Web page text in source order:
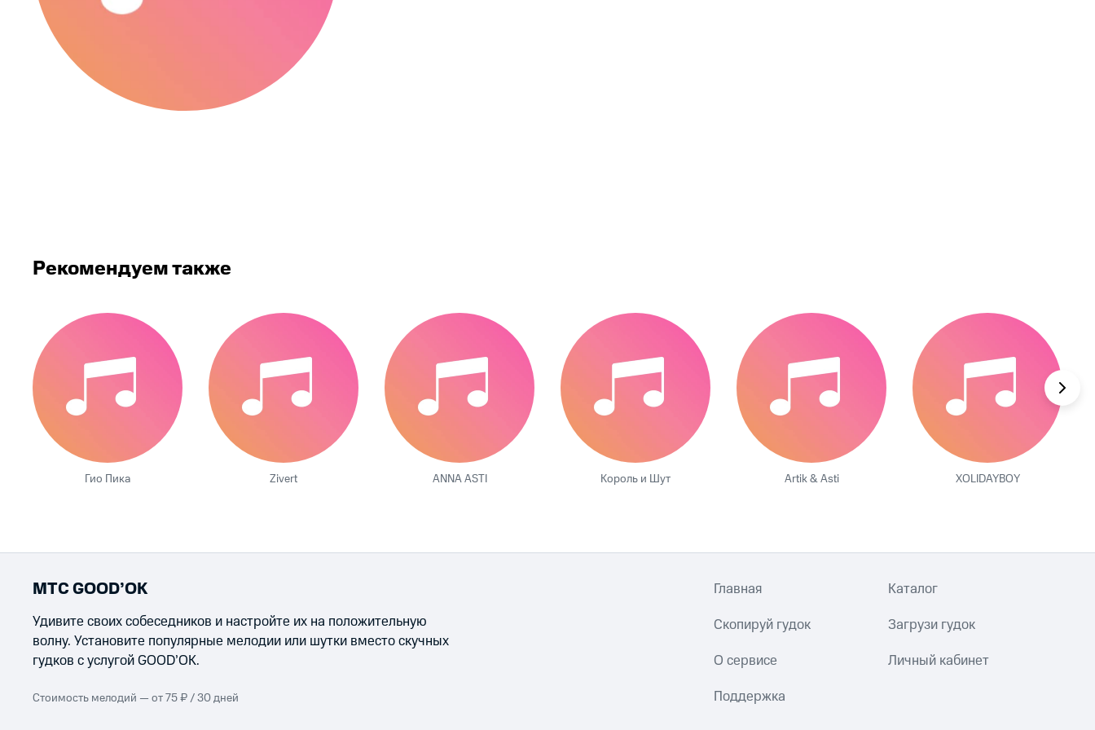
Рекомендуем также
Гио Пика Zivert ANNA ASTI Король и Шут Artik & Asti XOLIDAYBOY
МТС GOOD’OK
Удивите своих собеседников и настройте их на положительную
волну. Установите популярные мелодии или шутки вместо скучных
гудков с услугой GOOD’OK.
Стоимость мелодий — от 75 ₽ / 30 дней
Главная Каталог
Скопируй гудок Загрузи гудок
О сервисе Личный кабинет
Поддержка